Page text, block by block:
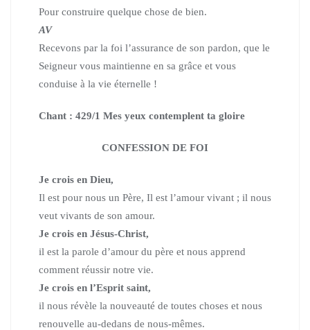
Pour construire quelque chose de bien.
AV
Recevons par la foi l’assurance de son pardon, que le
Seigneur vous maintienne en sa grâce et vous
conduise à la vie éternelle !
Chant : 429/1 Mes yeux contemplent ta gloire
CONFESSION DE FOI
Je crois en Dieu,
Il est pour nous un Père, Il est l’amour vivant ; il nous
veut vivants de son amour.
Je crois en Jésus-Christ,
il est la parole d’amour du père et nous apprend
comment réussir notre vie.
Je crois en l’Esprit saint,
il nous révèle la nouveauté de toutes choses et nous
renouvelle au-dedans de nous-mêmes.